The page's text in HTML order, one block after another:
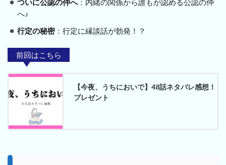
へ♪
行定の秘密：行定に縁談話が勃発！？
前回はこちら
【今夜、うちにおいで】48話ネタバレ感想！
プレゼント